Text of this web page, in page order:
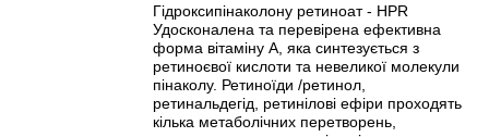
Гідроксипінаколону ретиноат - HPR
Удосконалена та перевірена ефективна
форма вітаміну А, яка синтезується з
ретиноєвої кислоти та невеликої молекули
пінаколу. Ретиноїди /ретинол,
ретинальдегід, ретинілові ефіри проходять
кілька метаболічних перетворень,